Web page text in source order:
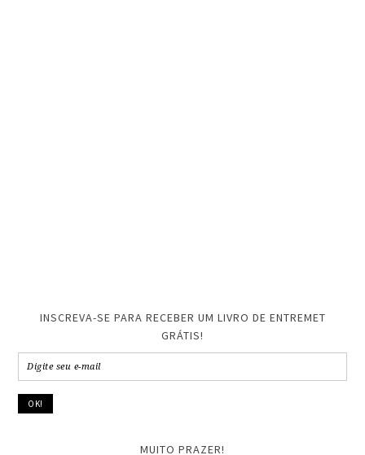
INSCREVA-SE PARA RECEBER UM LIVRO DE ENTREMET
GRÁTIS!
MUITO PRAZER!